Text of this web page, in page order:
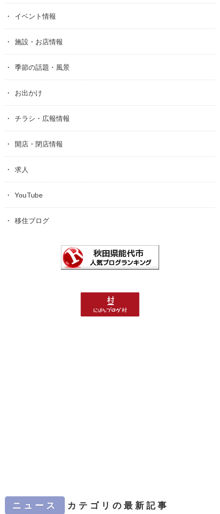
イベント情報
施設・お店情報
季節の話題・風景
お出かけ
チラシ・広報情報
開店・閉店情報
求人
YouTube
移住ブログ
ニュース カテゴリの最新記事